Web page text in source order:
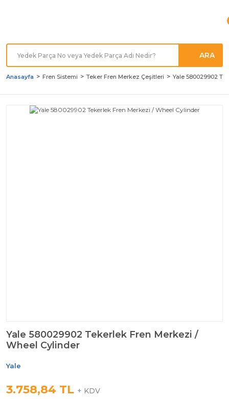
ARA
Anasayfa Fren Sistemi Teker Fren Merkez Çeşitleri Yale 580029902
Yale 580029902 Tekerlek Fren Merkezi /
Wheel Cylinder
Yale
3.758,84 TL + KDV